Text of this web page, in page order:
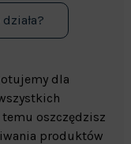
dla
oszczędzisz
produktów